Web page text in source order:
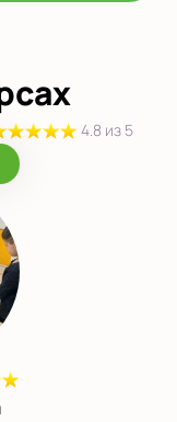
4.8 из 5